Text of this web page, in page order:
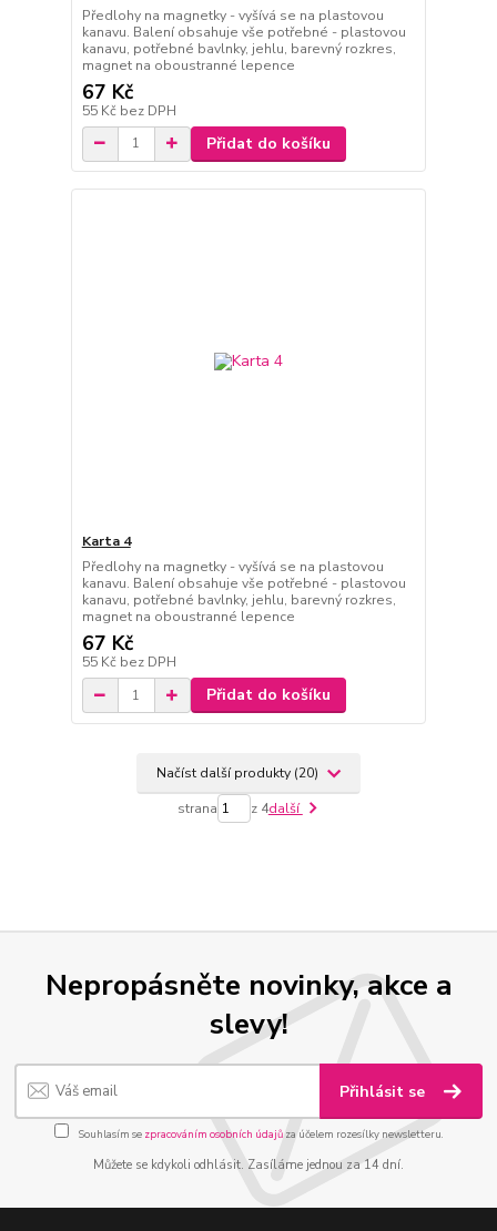
Předlohy na magnetky - vyšívá se na plastovou
kanavu. Balení obsahuje vše potřebné - plastovou
kanavu, potřebné bavlnky, jehlu, barevný rozkres,
magnet na oboustranné lepence
67 Kč
55 Kč bez DPH
Přidat do košíku
Karta 4
Předlohy na magnetky - vyšívá se na plastovou
kanavu. Balení obsahuje vše potřebné - plastovou
kanavu, potřebné bavlnky, jehlu, barevný rozkres,
magnet na oboustranné lepence
67 Kč
55 Kč bez DPH
Přidat do košíku
Načíst další produkty (20)
strana z 4další
Nepropásněte novinky, akce a
slevy!
Přihlásit se
Souhlasím se zpracováním osobních údajůza účelem rozesílky newsletteru.
Můžete se kdykoli odhlásit. Zasíláme jednou za 14 dní.